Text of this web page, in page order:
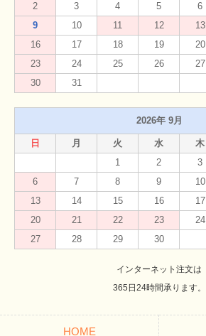
2
3 4 5 6
9
10 11 12 13
16
17 18 19 20
23
24 25 26 27
30
31
2026年 9月
日 月 火 水 木
1
2 3
6
7 8 9 10
13
14 15 16 17
20
21 22 23 24
27
28 29 30
インターネット注文は
365日24時間承ります。
HOME